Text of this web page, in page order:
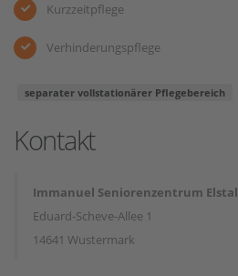
Kurzzeitpflege
Verhinderungspflege
separater vollstationärer Pflegebereich
Kontakt
Immanuel Seniorenzentrum Elstal
Eduard-Scheve-Allee 1
14641 Wustermark